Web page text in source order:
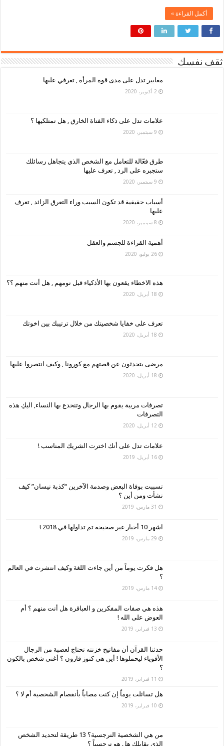
أكمل القراءة »
ثقف نفسك
معايير تدل على مدى قوة المرأة , تعرفي عليها
2 أكتوبر، 2020
علامات تدل على ذكاء الفتاة الخارق , هل تمتلكيها ؟
9 سبتمبر، 2020
طرق فعّالة للتعامل مع الشخص الذي يتجاهل رسائلك
ستجبره على الرد , تعرف عليها
9 سبتمبر، 2020
أسباب حقيقية قد تكون السبب وراء التعرق الزائد , تعرف
عليها
8 سبتمبر، 2020
أهمية القراءة للجسم والعقل
26 يوليو، 2020
هذه الاخطاء يقعون بها الأذكياء قبل نومهم , هل أنت منهم ؟؟
18 أبريل، 2020
تعرف على خفايا شخصيتك من خلال ترتيبك بين اخوتك
18 أبريل، 2020
مرضى يتحدثون عن قصتهم مع كورونا , وكيف انتصروا عليها
18 أبريل، 2020
تصرفات مريبة يقوم بها الرجال وتنخدع بها النساء, اليكِ هذه
التصرفات
12 أبريل، 2020
علامات تدل على أنك اخترت الشريك المناسب !
16 أبريل، 2019
تسببت بوفاة البعض وصدمة الآخرين “كذبة نيسان” كيف
نشأت ومن أين ؟
31 مارس، 2019
اشهر 10 أخبار غير صحيحه تم تداولها في 2018 !
29 مارس، 2019
هل فكرت يوماً من أين جاءت اللغة وكيف انتشرت في العالم
؟
14 مارس، 2019
هذه هي صفات المفكرين و العباقرة هل أنت منهم ؟ أم
العوض على الله !
13 فبراير، 2019
حدثنا القرآن أن مفاتيح خزنته تحتاج لعصبة من الرجال
الأقوياء ليحملوها ! أين هي كنوز قارون ؟ أغنى شخص بالكون
؟
11 فبراير، 2019
هل تسائلت يوماً إن كنت مصاباً بأنفصام الشخصية أم لا ؟
10 فبراير، 2019
من هي الشخصية النرجسية؟ 13 طريقة لتحديد الشخص
الذي يقابلك هل هو نرجسياً ؟